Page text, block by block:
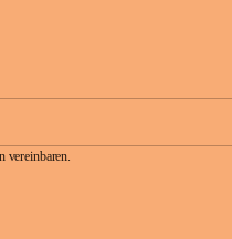
vereinbaren.